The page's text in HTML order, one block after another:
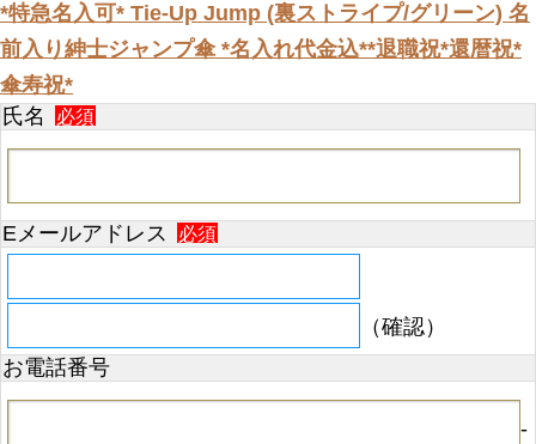
*特急名入可* Tie-Up Jump (裏ストライプ/グリーン) 名
前入り紳士ジャンプ傘 *名入れ代金込**退職祝*還暦祝*
傘寿祝*
氏名
必須
Eメールアドレス 必須
（確認）
お電話番号
-